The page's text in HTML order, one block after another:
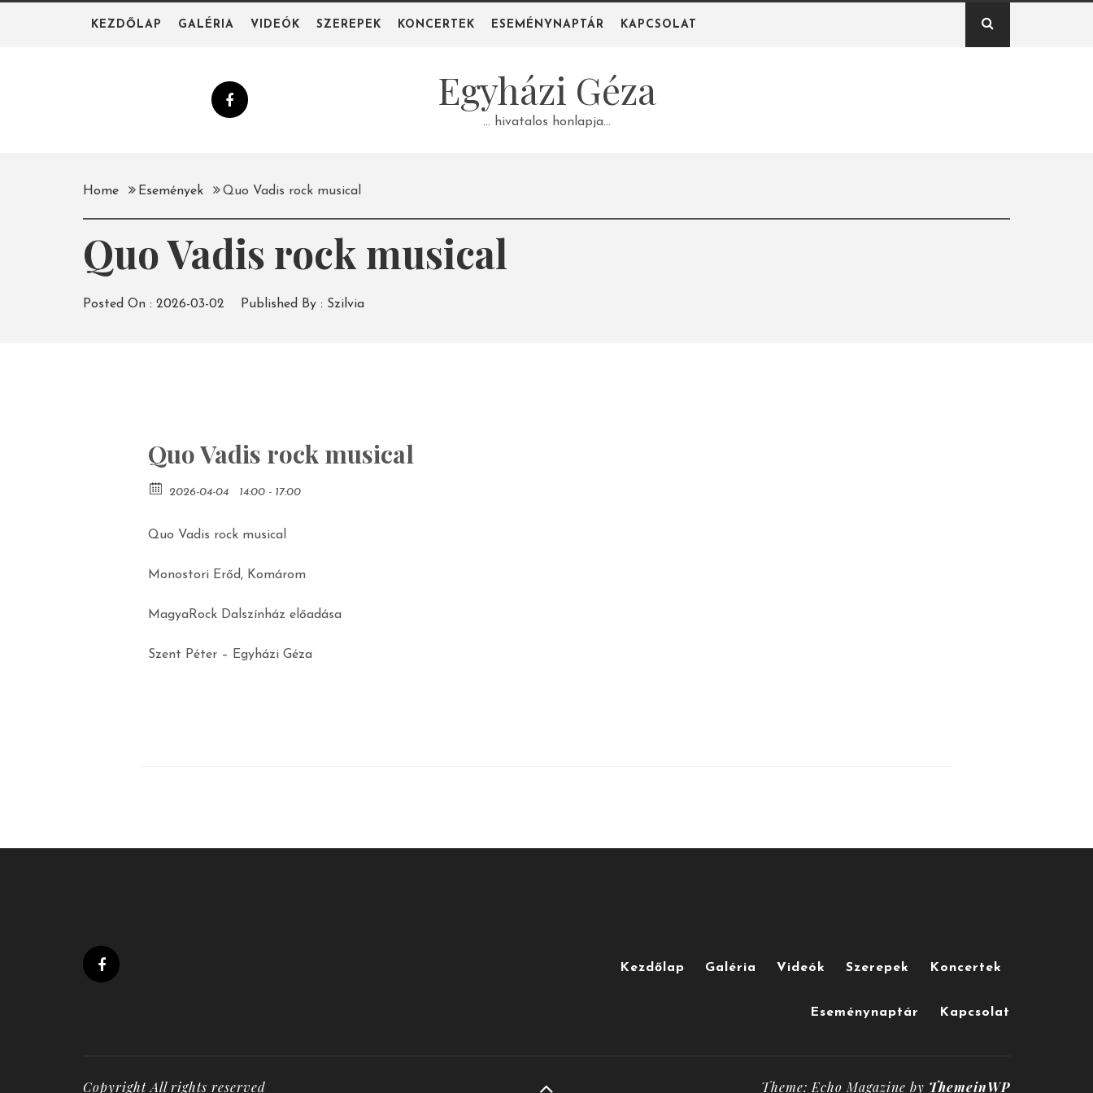
KEZDŐLAP GALÉRIA VIDEÓK SZEREPEK KONCERTEK ESEMÉNYNAPTÁR KAPCSOLAT
Egyházi Géza
… hivatalos honlapja…
Home Események Quo Vadis rock musical
Quo Vadis rock musical
Posted On : 2026-03-02 Published By : Szilvia
Quo Vadis rock musical
2026-04-04 14:00 - 17:00
Quo Vadis rock musical
Monostori Erőd, Komárom
MagyaRock Dalszínház előadása
Szent Péter – Egyházi Géza
Kezdőlap Galéria Videók Szerepek Koncertek
Eseménynaptár Kapcsolat
Copyright All rights reserved Theme: Echo Magazine by ThemeinWP